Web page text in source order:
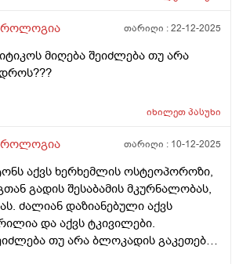
შეიძლებაო.ვერ გავიგე რომელია
რმე არსებობს რომ კვების სახით
იყოს? მადლობა
თარიღი :22-12-2025
მიღება შეიძლება თუ არა
იხილეთპასუხი
თარიღი : 10-12-2025
აქვს ხერხემლის ოსტეოპოროზი,
გადის შესაბამის მკურნალობას,
ძალიან დაზიანებული აქვს
და აქვს ტკივილები.
თუ არა ბლოკადის გაკეთება